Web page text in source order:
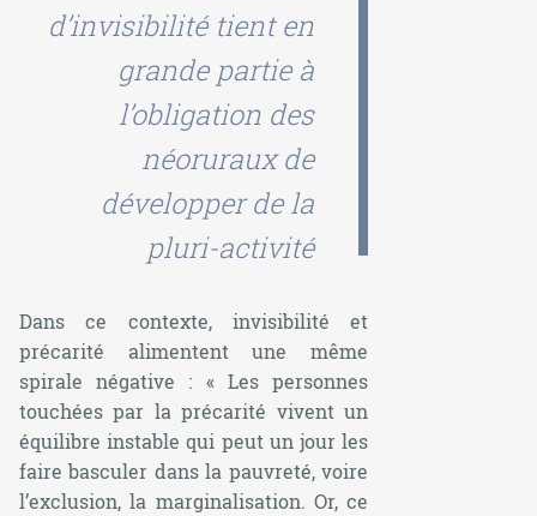
d’invisibilité tient en
grande partie à
l’obligation des
néoruraux de
développer de la
pluri-activité
Dans ce contexte, invisibilité et
précarité alimentent une même
spirale négative : « Les personnes
touchées par la précarité vivent un
équilibre instable qui peut un jour les
faire basculer dans la pauvreté, voire
l’exclusion, la marginalisation. Or, ce